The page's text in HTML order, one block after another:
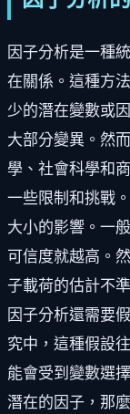
因子分析是一種
在關係。這種方
少的潛在變數或
大部分變異。然
學、社會科學和
一些限制和挑戰
大小的影響。一
可信度就越高。
子載荷的估計不
因子分析還需要
究中，這種假設
能會受到變數選
潛在的因子，那